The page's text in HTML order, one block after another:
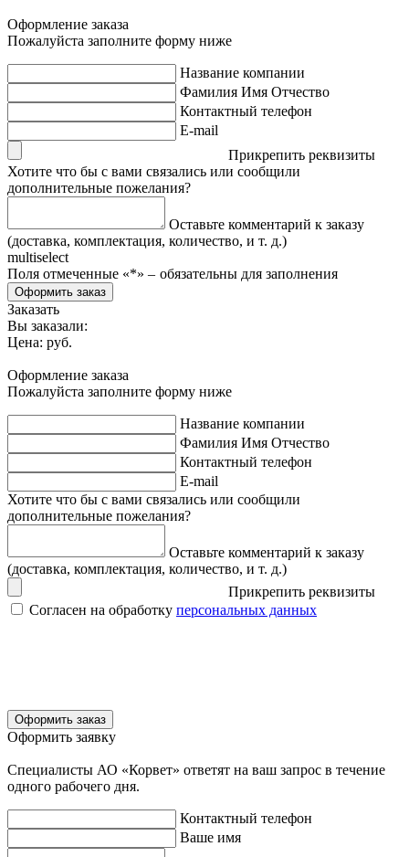
Оформление заказа
Пожалуйста заполните форму ниже
Название компании
Фамилия Имя Отчество
Контактный телефон
E-mail
Прикрепить реквизиты
Хотите что бы с вами связались или сообщили
дополнительные пожелания?
Оставьте комментарий к заказу
(доставка, комплектация, количество, и т. д.)
multiselect
Поля отмеченные «*» ‒ обязательны для заполнения
Оформить заказ
Заказать
Вы заказали:
Цена: руб.
Оформление заказа
Пожалуйста заполните форму ниже
Название компании
Фамилия Имя Отчество
Контактный телефон
E-mail
Хотите что бы с вами связались или сообщили
дополнительные пожелания?
Оставьте комментарий к заказу
(доставка, комплектация, количество, и т. д.)
Прикрепить реквизиты
Согласен на обработку персональных данных
Оформить заказ
Оформить заявку
Специалисты АО «Корвет» ответят на ваш запрос в течение
одного рабочего дня.
Контактный телефон
Ваше имя